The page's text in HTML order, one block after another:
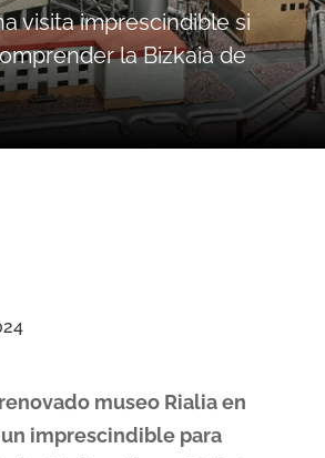
visita imprescindible si
la Bizkaia de
museo Rialia en
imprescindible para